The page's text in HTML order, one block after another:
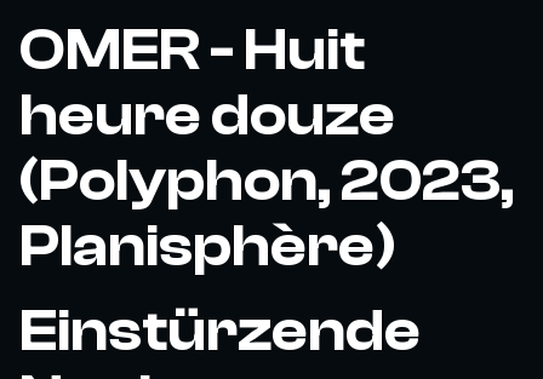
OMER - Huit
heure douze
(Polyphon, 2023,
Planisphère)
Einstürzende